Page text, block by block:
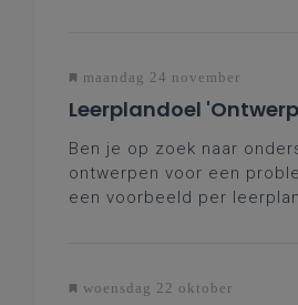
maandag 24 november
Leerplandoel
Ben je op zoek naar
ontwerpen voor een
een voorbeeld per
woensdag 22 oktober